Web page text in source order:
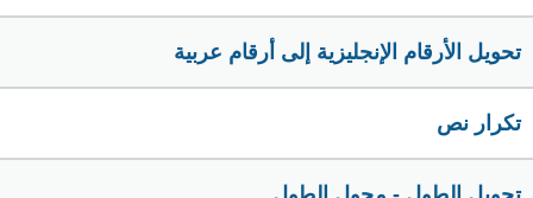
تحويل الأرقام الإنجليزية إلى أرقام عربية
تكرار نص